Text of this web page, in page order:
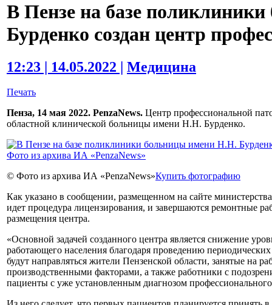
В Пензе на базе
Бурденко создан центр
12:23 | 14.05.2022 | Медицина
Печать
Пенза, 14 мая 2022. PenzaNews. Центр профессиональной
областной клинической больницы имени Н.Н. Бурденко.
© Фото из архива ИА «PenzaNews»Купить фотографию
Как указано в сообщении, размещенном на сайте
идет процедура лицензирования, и завершаются ремонтные
размещения центра.
«Основной задачей созданного центра является снижение
работающего населения благодаря проведению
будут направляться жители Пензенской области, занятые на
производственными факторами, а также работники с
пациенты с уже установленным диагнозом